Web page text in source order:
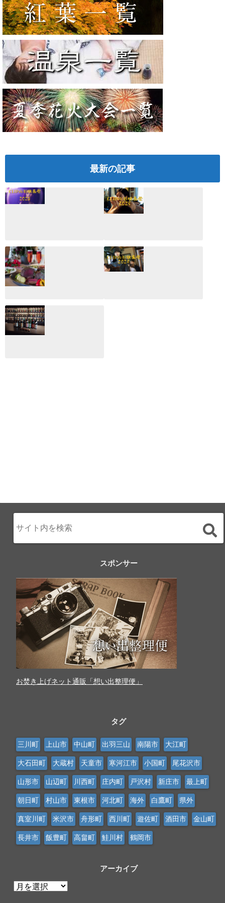
最新の記事
CLIP山形映画祭
2026：映画館派の
編集長が読む2025
年の映画ざっくり
総監
2026.02.27
CLIP山形映画祭
2025：ほぼこれく
らいしか更新して
いない変なブログ
月のホテル☆4日
間限定！クリスマ
スディナーブッフ
ェ開催☆
スポンサー
お焚き上げネット通販「想い出整理便」
タグ
三川町 上山市 中山町 出羽三山 南陽市 大江町
大石田町 大蔵村 天童市 寒河江市 小国町 尾花沢市
山形市 山辺町 川西町 庄内町 戸沢村 新庄市 最上町
朝日町 村山市 東根市 河北町 海外 白鷹町 県外
真室川町 米沢市 舟形町 西川町 遊佐町 酒田市 金山町
長井市 飯豊町 高畠町 鮭川村 鶴岡市
アーカイブ
ア